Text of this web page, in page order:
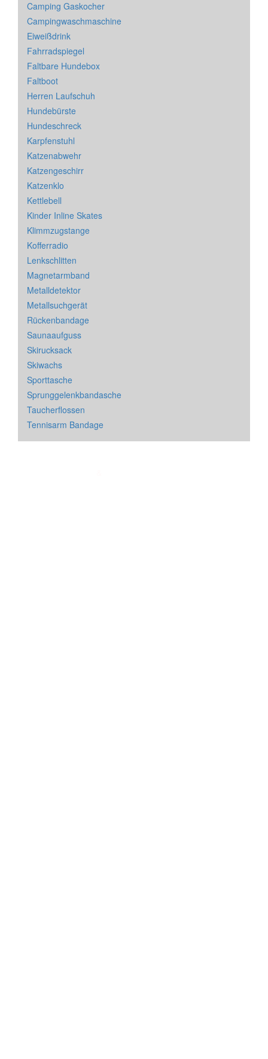
Camping Gaskocher
Campingwaschmaschine
Eiweißdrink
Fahrradspiegel
Faltbare Hundebox
Faltboot
Herren Laufschuh
Hundebürste
Hundeschreck
Karpfenstuhl
Katzenabwehr
Katzengeschirr
Katzenklo
Kettlebell
Kinder Inline Skates
Klimmzugstange
Kofferradio
Lenkschlitten
Magnetarmband
Metalldetektor
Metallsuchgerät
Rückenbandage
Saunaaufguss
Skirucksack
Skiwachs
Sporttasche
Sprunggelenkbandasche
Taucherflossen
Tennisarm Bandage